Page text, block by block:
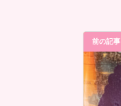
前の記事